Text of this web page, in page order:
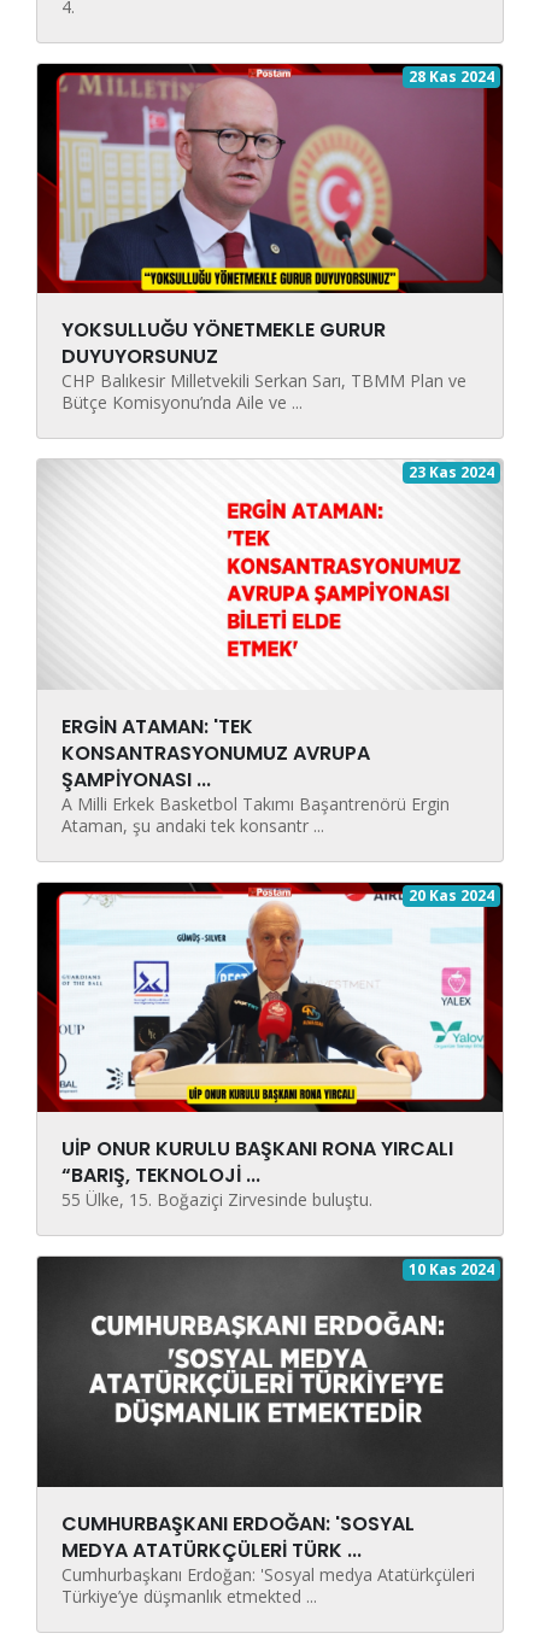
4.
28 Kas 2024
YOKSULLUĞU YÖNETMEKLE GURUR
DUYUYORSUNUZ
CHP Balıkesir Milletvekili Serkan Sarı, TBMM Plan ve
Bütçe Komisyonu’nda Aile ve ...
23 Kas 2024
ERGİN ATAMAN: 'TEK
KONSANTRASYONUMUZ AVRUPA
ŞAMPİYONASI ...
A Milli Erkek Basketbol Takımı Başantrenörü Ergin
Ataman, şu andaki tek konsantr ...
20 Kas 2024
UİP ONUR KURULU BAŞKANI RONA YIRCALI
“BARIŞ, TEKNOLOJİ ...
55 Ülke, 15. Boğaziçi Zirvesinde buluştu.
10 Kas 2024
CUMHURBAŞKANI ERDOĞAN: 'SOSYAL
MEDYA ATATÜRKÇÜLERİ TÜRK ...
Cumhurbaşkanı Erdoğan: 'Sosyal medya Atatürkçüleri
Türkiye’ye düşmanlık etmekted ...